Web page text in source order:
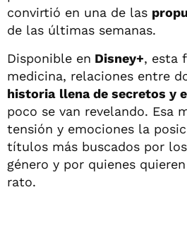
convirtió en una de las
de las últimas semanas.
Disponible en Disney+, esta
medicina, relaciones entre
historia llena de secretos y
poco se van revelando. Esa
tensión y emociones la
títulos más buscados por
género y por quienes
rato.